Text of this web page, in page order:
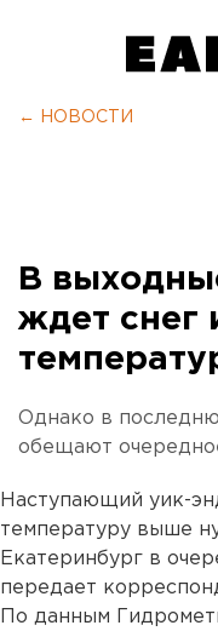
← НОВОСТИ
В
ждет снег
Однако в
обещают
Наступающий уик-
температуру выше
Екатеринбург в
передает
По данным